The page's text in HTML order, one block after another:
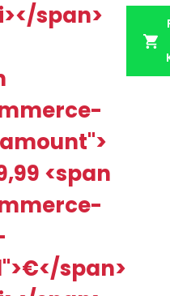
span>
<span
span>
aplikácií
€
košíka